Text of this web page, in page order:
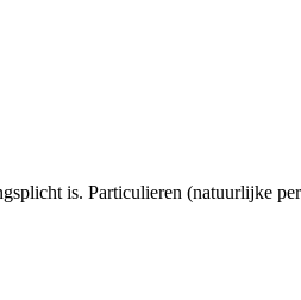
is. Particulieren (natuurlijke